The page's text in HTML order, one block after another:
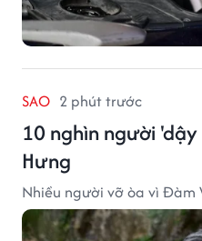
SAO 2 phút trước
10 nghìn người
Hưng
Nhiều người vỡ òa vì Đàm